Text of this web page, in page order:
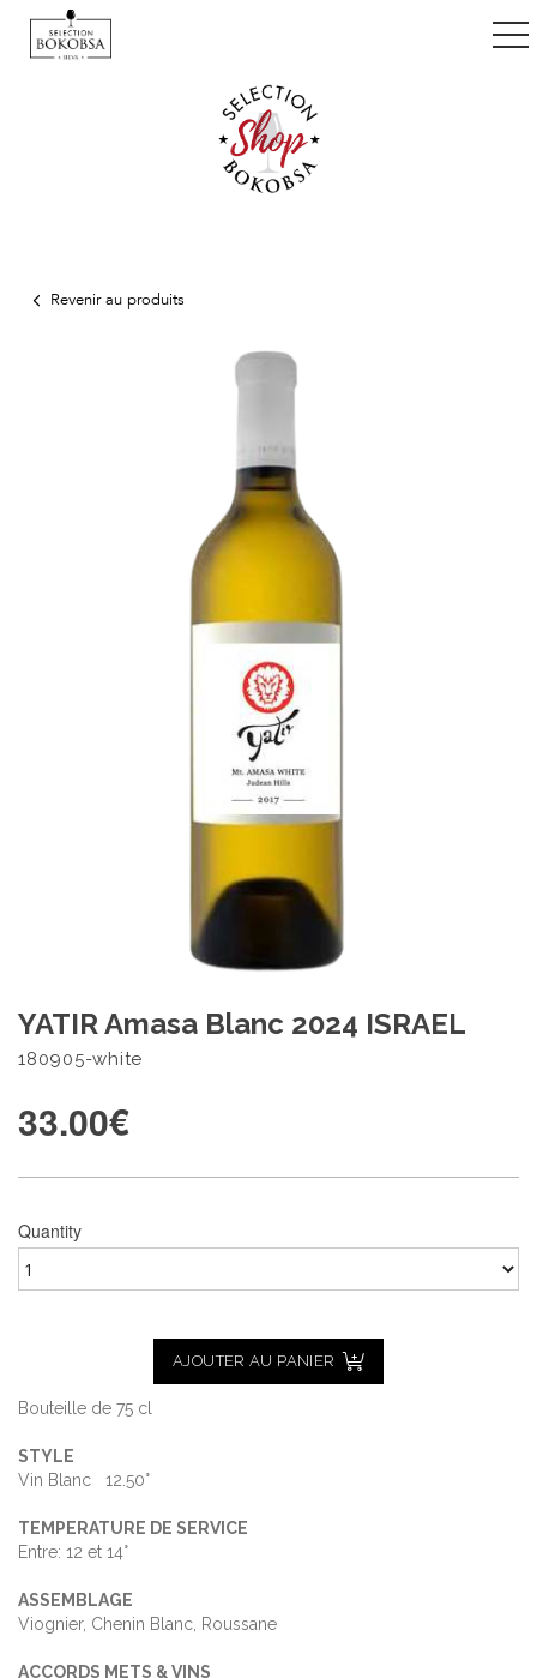
navigation
Revenir au produits
YATIR Amasa Blanc 2024 ISRAEL
180905-white
33.00€
Quantity
AJOUTER AU PANIER
Bouteille de 75 cl
STYLE
Vin Blanc 12.50°
TEMPERATURE DE SERVICE
Entre: 12 et 14°
ASSEMBLAGE
Viognier, Chenin Blanc, Roussane
ACCORDS METS & VINS